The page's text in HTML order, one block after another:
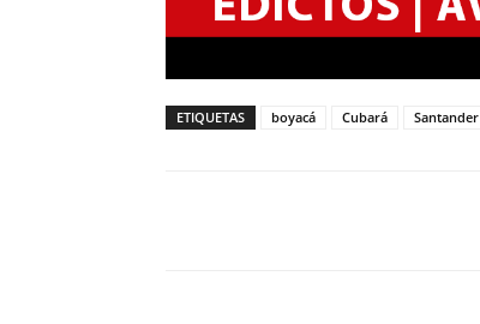
ETIQUETAS boyacá Cubará Santander